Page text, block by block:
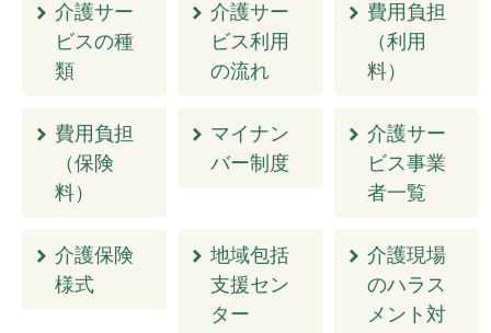
介護サー
ビスの種
類
介護サー
ビス利用
の流れ
費用負担
（利用
料）
費用負担
（保険
料）
マイナン
バー制度
介護サー
ビス事業
者一覧
介護保険
様式
地域包括
支援セン
ター
介護現場
のハラス
メント対